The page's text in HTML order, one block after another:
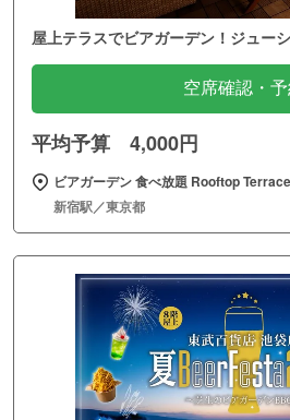
屋上テラスでビアガーデン！ジュー
空席確認・
平均予算 4,000円
ビアガーデン 食べ放題 Rooftop
新宿駅／東京都